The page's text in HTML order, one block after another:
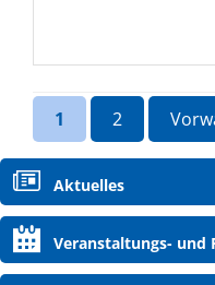
1 2
Navigation
überspringen
Aktuelles
Veranstaltungs- und